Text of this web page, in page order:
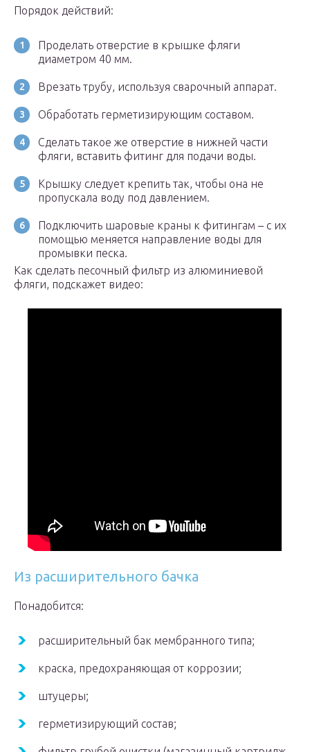
Порядок действий:
Проделать отверстие в крышке фляги
диаметром 40 мм.
Врезать трубу, используя сварочный аппарат.
Обработать герметизирующим составом.
Сделать такое же отверстие в нижней части
фляги, вставить фитинг для подачи воды.
Крышку следует крепить так, чтобы она не
пропускала воду под давлением.
Подключить шаровые краны к фитингам – с их
помощью меняется направление воды для
промывки песка.
Как сделать песочный фильтр из алюминиевой
фляги, подскажет видео:
Из расширительного бачка
Понадобится:
расширительный бак мембранного типа;
краска, предохраняющая от коррозии;
штуцеры;
герметизирующий состав;